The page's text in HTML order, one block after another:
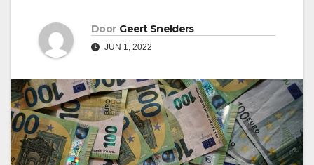
Door Geert Snelders
JUN 1, 2022